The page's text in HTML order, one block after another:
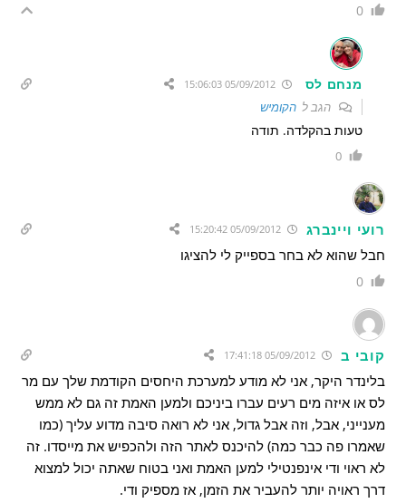
0
מנחם לס 05/09/2012 15:06:03
הגב להקומיש
טעות בהקלדה. תודה
0
רועי ויינברג
חבל שהוא לא בחר בספייק לי להציגו
0
קובי ב
בלינדר היקר, אני לא מודע למערכת היחסים הקודמת שלך עם מר
לס או איזה מים רעים עברו ביניכם ולמען האמת זה גם לא ממש
מענייני, אבל, וזה אבל גדול, אני לא רואה סיבה מדוע עליך (כמו
שאמרו פה כבר כמה) להיכנס לאתר הזה ולהכפיש את מייסדו. זה
לא ראוי ודי אינפנטילי למען האמת ואני בטוח שאתה יכול למצוא
דרך ראויה יותר להעביר את הזמן, אז מספיק ודי.